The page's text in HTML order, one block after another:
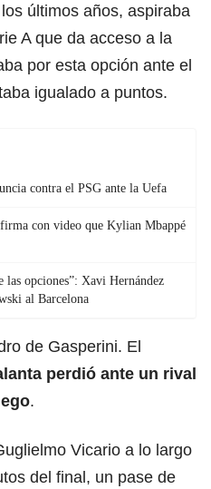
últimos años, aspiraba
A que da acceso a la
por esta opción ante el
igualado a puntos.
contra el PSG ante la Uefa
con video que Kylian Mbappé
las opciones”: Xavi Hernández
al Barcelona
de Gasperini. El
perdió ante un rival
.
Vicario a lo largo
del final, un pase de